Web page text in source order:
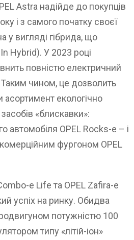
Astra надійде до покупців
і з самого початку своєї
у вигляді гібрида, що
Hybrid). У 2023 році
повністю електричний
Таким чином, це дозволить
екологічно
«блискавки»:
автомобіля OPEL Rocks-e – і
фургоном OPEL
e Life та OPEL Zafira-e
успіх на ринку. Обидва
потужністю 100
типу «літій-іон»